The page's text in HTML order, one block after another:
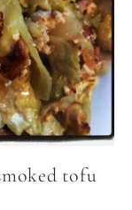
tofu